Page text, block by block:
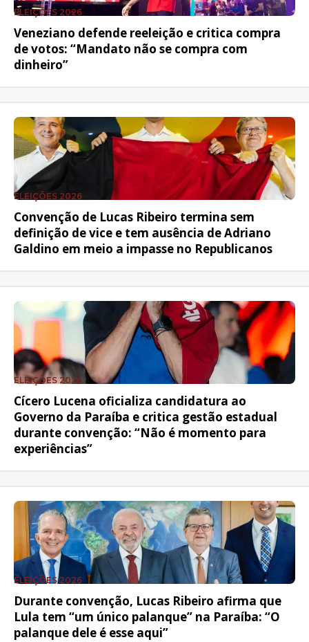
ELEIÇÕES 2026
Veneziano defende reeleição e critica compra
de votos: “Mandato não se compra com
dinheiro”
ELEIÇÕES 2026
Convenção de Lucas Ribeiro termina sem
definição de vice e tem ausência de Adriano
Galdino em meio a impasse no Republicanos
ELEIÇÕES 2026
Cícero Lucena oficializa candidatura ao
Governo da Paraíba e critica gestão estadual
durante convenção: “Não é momento para
experiências”
ELEIÇÕES 2026
Durante convenção, Lucas Ribeiro afirma que
Lula tem “um único palanque” na Paraíba: “O
palanque dele é esse aqui”